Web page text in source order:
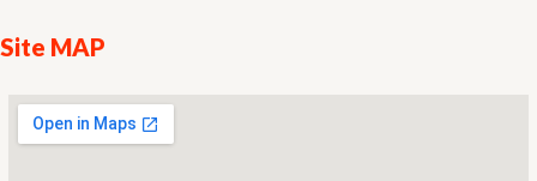
Site MAP